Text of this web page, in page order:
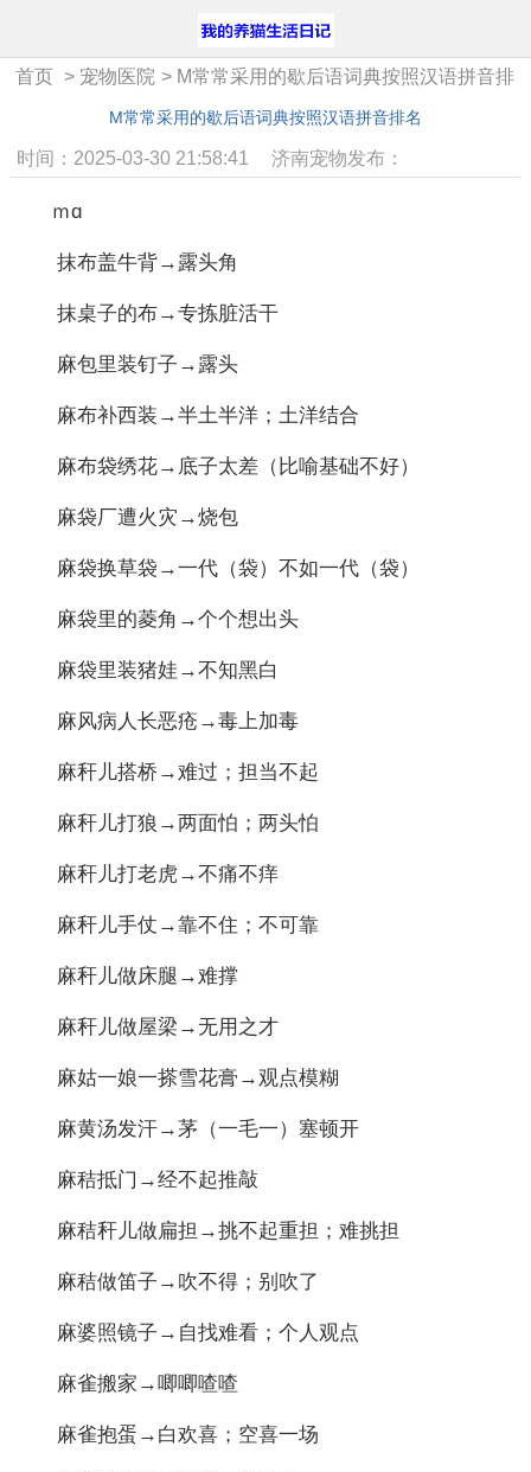
首页 > 宠物医院 > M常常采用的歇后语词典按照汉语拼音排
M常常采用的歇后语词典按照汉语拼音排名
时间：2025-03-30 21:58:41 济南宠物发布：
ｍɑ
抹布盖牛背→露头角
抹桌子的布→专拣脏活干
麻包里装钉子→露头
麻布补西装→半土半洋；土洋结合
麻布袋绣花→底子太差（比喻基础不好）
麻袋厂遭火灾→烧包
麻袋换草袋→一代（袋）不如一代（袋）
麻袋里的菱角→个个想出头
麻袋里装猪娃→不知黑白
麻风病人长恶疮→毒上加毒
麻秆儿搭桥→难过；担当不起
麻秆儿打狼→两面怕；两头怕
麻秆儿打老虎→不痛不痒
麻秆儿手仗→靠不住；不可靠
麻秆儿做床腿→难撑
麻秆儿做屋梁→无用之才
麻姑一娘一搽雪花膏→观点模糊
麻黄汤发汗→茅（一毛一）塞顿开
麻秸抵门→经不起推敲
麻秸秆儿做扁担→挑不起重担；难挑担
麻秸做笛子→吹不得；别吹了
麻婆照镜子→自找难看；个人观点
麻雀搬家→唧唧喳喳
麻雀抱蛋→白欢喜；空喜一场